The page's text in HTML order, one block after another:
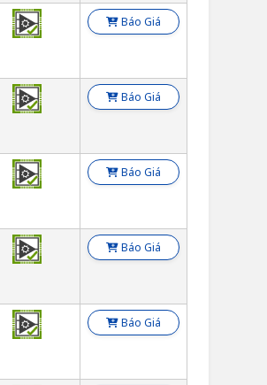
Báo Giá
Báo Giá
Báo Giá
Báo Giá
Báo Giá